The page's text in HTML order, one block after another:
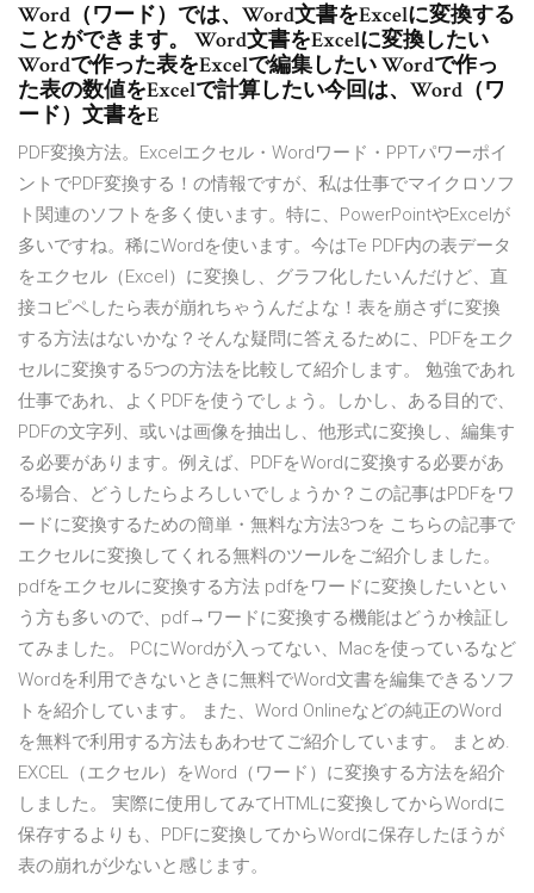
Word（ワード）では、Word文書をExcelに変換する
ことができます。 Word文書をExcelに変換したい
Wordで作った表をExcelで編集したい Wordで作っ
た表の数値をExcelで計算したい今回は、Word（ワ
ード）文書をE
PDF変換方法。Excelエクセル・Wordワード・PPTパワーポイ
ントでPDF変換する！の情報ですが、私は仕事でマイクロソフ
ト関連のソフトを多く使います。特に、PowerPointやExcelが
多いですね。稀にWordを使います。今はTe PDF内の表データ
をエクセル（Excel）に変換し、グラフ化したいんだけど、直
接コピペしたら表が崩れちゃうんだよな！表を崩さずに変換
する方法はないかな？そんな疑問に答えるために、PDFをエク
セルに変換する5つの方法を比較して紹介します。 勉強であれ
仕事であれ、よくPDFを使うでしょう。しかし、ある目的で、
PDFの文字列、或いは画像を抽出し、他形式に変換し、編集す
る必要があります。例えば、PDFをWordに変換する必要があ
る場合、どうしたらよろしいでしょうか？この記事はPDFをワ
ードに変換するための簡単・無料な方法3つを こちらの記事で
エクセルに変換してくれる無料のツールをご紹介しました。
pdfをエクセルに変換する方法 pdfをワードに変換したいとい
う方も多いので、pdf→ワードに変換する機能はどうか検証し
てみました。 PCにWordが入ってない、Macを使っているなど
Wordを利用できないときに無料でWord文書を編集できるソフ
トを紹介しています。 また、Word Onlineなどの純正のWord
を無料で利用する方法もあわせてご紹介しています。 まとめ.
EXCEL（エクセル）をWord（ワード）に変換する方法を紹介
しました。 実際に使用してみてHTMLに変換してからWordに
保存するよりも、PDFに変換してからWordに保存したほうが
表の崩れが少ないと感じます。